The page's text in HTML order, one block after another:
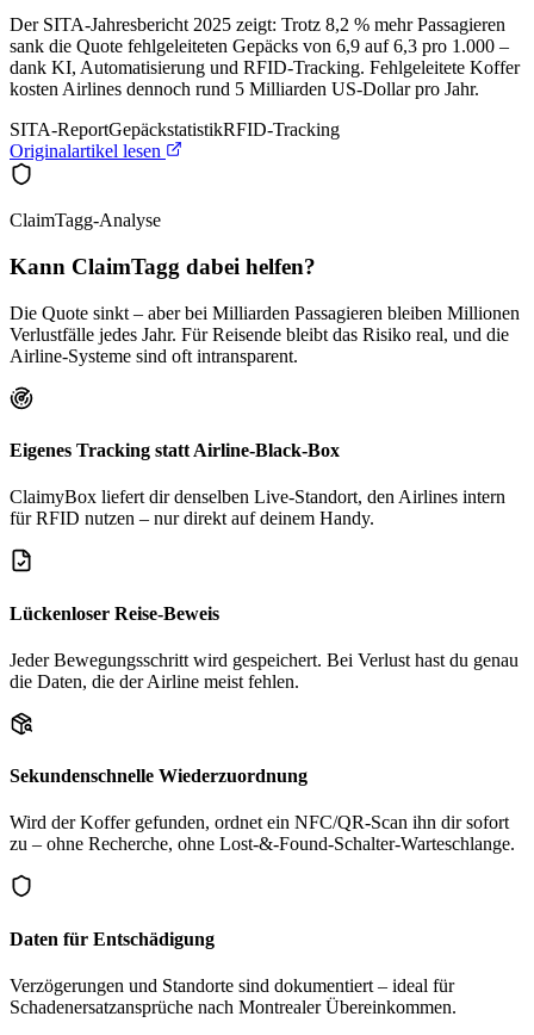
Der SITA-Jahresbericht 2025 zeigt: Trotz 8,2 % mehr Passagieren
sank die Quote fehlgeleiteten Gepäcks von 6,9 auf 6,3 pro 1.000 –
dank KI, Automatisierung und RFID-Tracking. Fehlgeleitete Koffer
kosten Airlines dennoch rund 5 Milliarden US-Dollar pro Jahr.
SITA-ReportGepäckstatistikRFID-Tracking
Originalartikel lesen
ClaimTagg-Analyse
Kann ClaimTagg dabei helfen?
Die Quote sinkt – aber bei Milliarden Passagieren bleiben Millionen
Verlustfälle jedes Jahr. Für Reisende bleibt das Risiko real, und die
Airline-Systeme sind oft intransparent.
Eigenes Tracking statt Airline-Black-Box
ClaimyBox liefert dir denselben Live-Standort, den Airlines intern
für RFID nutzen – nur direkt auf deinem Handy.
Lückenloser Reise-Beweis
Jeder Bewegungsschritt wird gespeichert. Bei Verlust hast du genau
die Daten, die der Airline meist fehlen.
Sekundenschnelle Wiederzuordnung
Wird der Koffer gefunden, ordnet ein NFC/QR-Scan ihn dir sofort
zu – ohne Recherche, ohne Lost-&-Found-Schalter-Warteschlange.
Daten für Entschädigung
Verzögerungen und Standorte sind dokumentiert – ideal für
Schadenersatzansprüche nach Montrealer Übereinkommen.